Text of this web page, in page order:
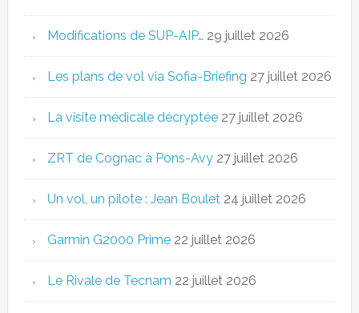
Modifications de SUP-AIP… 29 juillet 2026
Les plans de vol via Sofia-Briefing 27 juillet 2026
La visite médicale décryptée 27 juillet 2026
ZRT de Cognac à Pons-Avy 27 juillet 2026
Un vol, un pilote : Jean Boulet 24 juillet 2026
Garmin G2000 Prime 22 juillet 2026
Le Rivale de Tecnam 22 juillet 2026